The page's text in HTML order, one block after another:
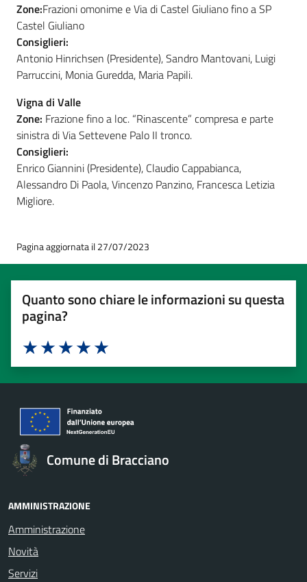
Zone:Frazioni omonime e Via di Castel Giuliano fino a SP
Castel Giuliano
Consiglieri:
Antonio Hinrichsen (Presidente), Sandro Mantovani, Luigi
Parruccini, Monia Guredda, Maria Papili.
Vigna di Valle
Zone: Frazione fino a loc. “Rinascente” compresa e parte
sinistra di Via Settevene Palo II tronco.
Consiglieri:
Enrico Giannini (Presidente), Claudio Cappabianca,
Alessandro Di Paola, Vincenzo Panzino, Francesca Letizia
Migliore.
Pagina aggiornata il 27/07/2023
Quanto sono chiare le informazioni su questa
pagina?
Valuta 5 stelle su 5
Valuta 4 stelle su 5
Valuta 3 stelle su 5
Valuta 2 stelle su 5
Valuta 1 stelle su 5
Comune di Bracciano
AMMINISTRAZIONE
Amministrazione
Novità
Servizi